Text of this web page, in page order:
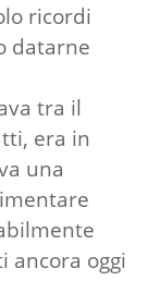
ricordi
datarne
tra il
era in
una
ancora oggi